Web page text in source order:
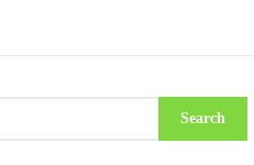
Search